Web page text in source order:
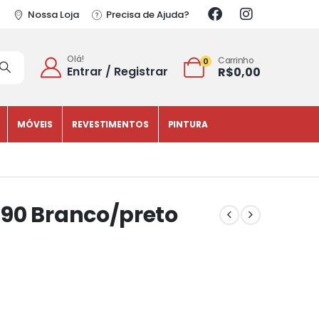
Nossa Loja Precisa de Ajuda?
Olá!
Entrar / Registrar
0 Carrinho
R$0,00
MÓVEIS REVESTIMENTOS PINTURA
Branco/preto